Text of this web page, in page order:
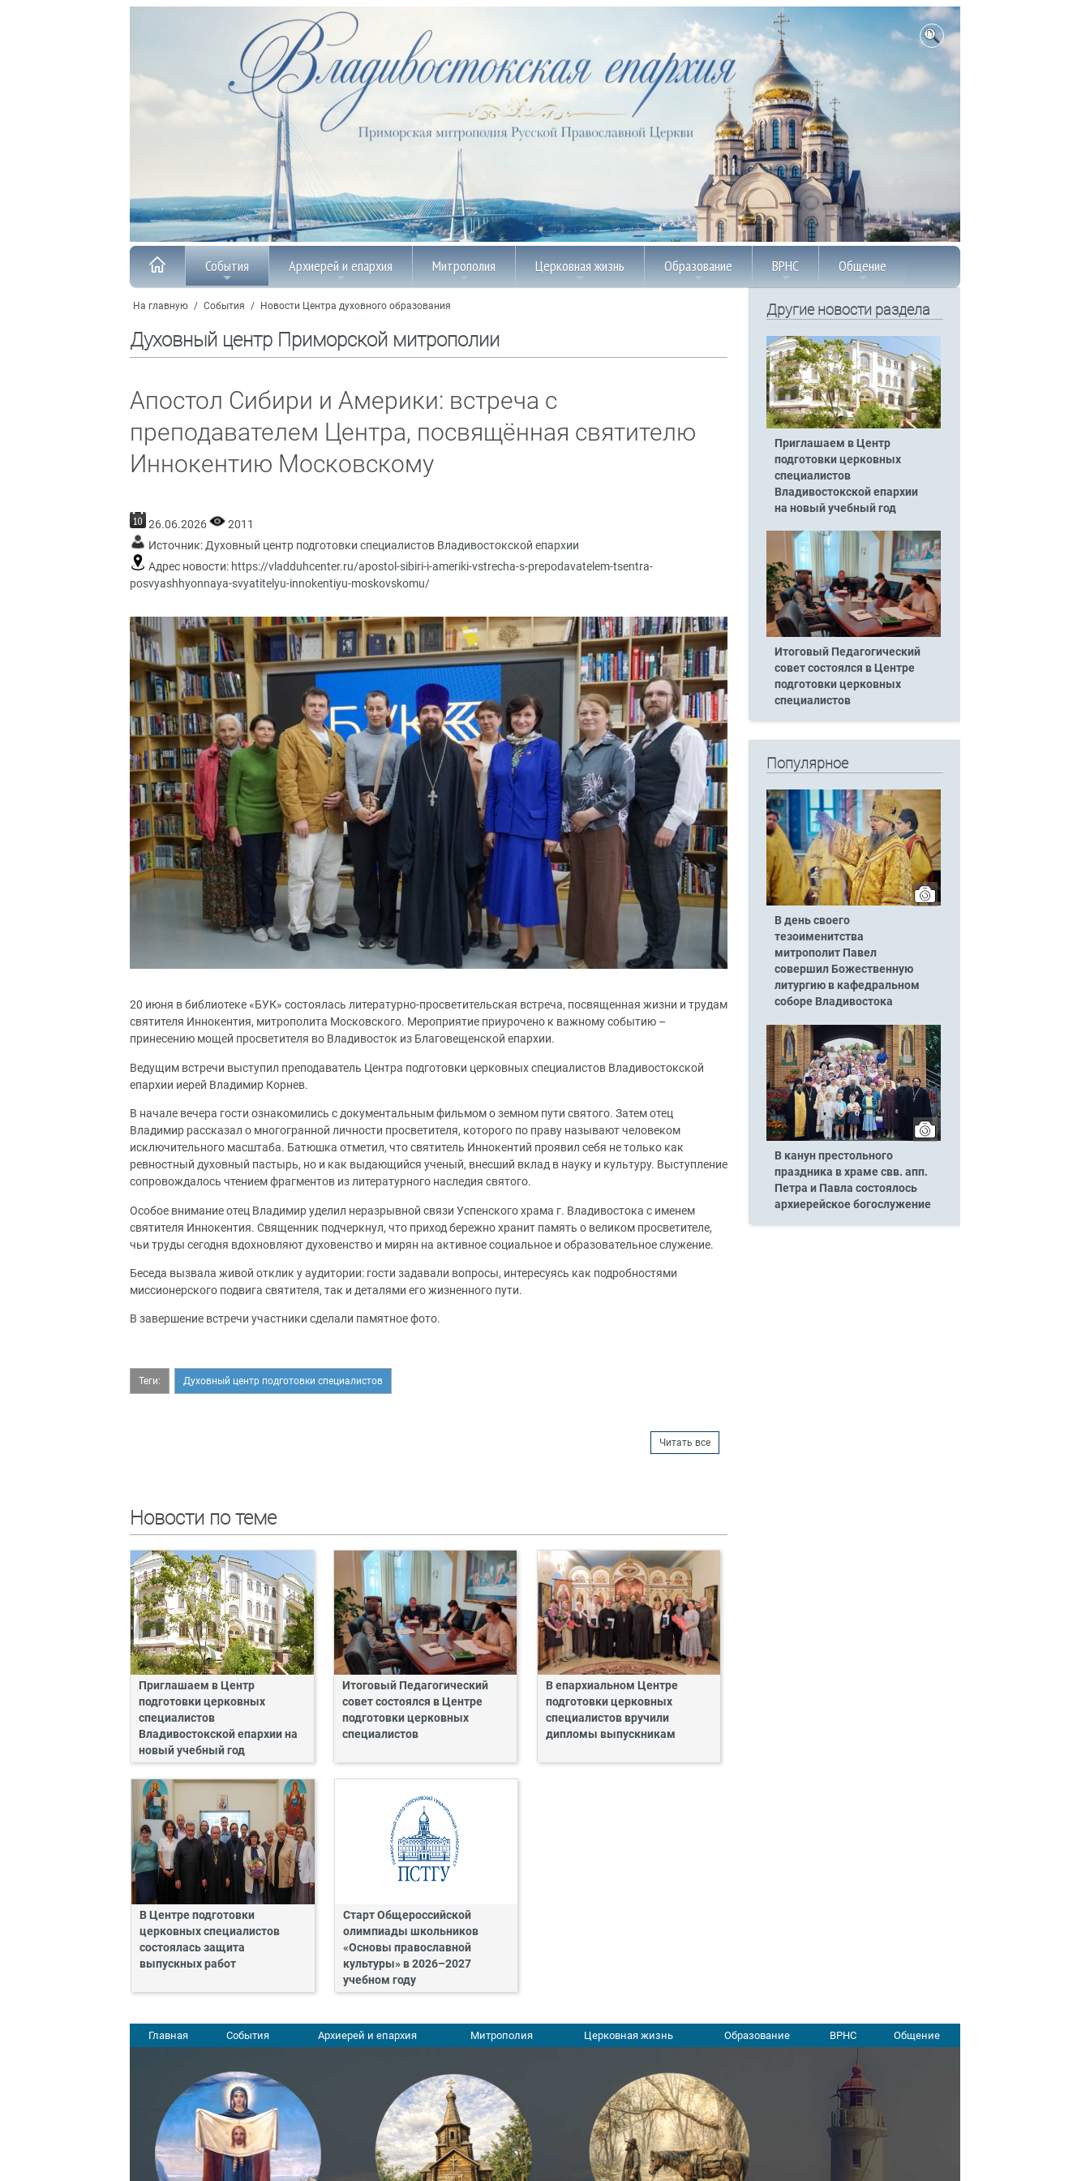
События Архиерей и епархия Митрополия Церковная жизнь Образование ВРНС Общение
На главную / События / Новости Центра духовного образования
Духовный центр Приморской митрополии
Апостол Сибири и Америки: встреча с
преподавателем Центра, посвящённая святителю
Иннокентию Московскому
26.06.2026
2011
Источник:Духовный центр подготовки специалистов Владивостокской епархии
Адрес новости: https://vladduhcenter.ru/apostol-sibiri-i-ameriki-vstrecha-s-prepodavatelem-tsentra-
posvyashhyonnaya-svyatitelyu-innokentiyu-moskovskomu/
20 июня в библиотеке «БУК» состоялась литературно-просветительская встреча, посвященная жизни и трудам
святителя Иннокентия, митрополита Московского. Мероприятие приурочено к важному событию –
принесению мощей просветителя во Владивосток из Благовещенской епархии.
Ведущим встречи выступил преподаватель Центра подготовки церковных специалистов Владивостокской
епархии иерей Владимир Корнев.
В начале вечера гости ознакомились с документальным фильмом о земном пути святого. Затем отец
Владимир рассказал о многогранной личности просветителя, которого по праву называют человеком
исключительного масштаба. Батюшка отметил, что святитель Иннокентий проявил себя не только как
ревностный духовный пастырь, но и как выдающийся ученый, внесший вклад в науку и культуру. Выступление
сопровождалось чтением фрагментов из литературного наследия святого.
Особое внимание отец Владимир уделил неразрывной связи Успенского храма г. Владивостока с именем
святителя Иннокентия. Священник подчеркнул, что приход бережно хранит память о великом просветителе,
чьи труды сегодня вдохновляют духовенство и мирян на активное социальное и образовательное служение.
Беседа вызвала живой отклик у аудитории: гости задавали вопросы, интересуясь как подробностями
миссионерского подвига святителя, так и деталями его жизненного пути.
В завершение встречи участники сделали памятное фото.
Теги: Духовный центр подготовки специалистов
Читать все
Новости по теме
Приглашаем в Центр
подготовки церковных
специалистов
Владивостокской епархии на
новый учебный год
Итоговый Педагогический
совет состоялся в Центре
подготовки церковных
специалистов
В епархиальном Центре
подготовки церковных
специалистов вручили
дипломы выпускникам
В Центре подготовки
церковных специалистов
состоялась защита
выпускных работ
Старт Общероссийской
олимпиады школьников
«Основы православной
культуры» в 2026–2027
учебном году
Другие новости раздела
Приглашаем в Центр
подготовки церковных
специалистов
Владивостокской епархии
на новый учебный год
Итоговый Педагогический
совет состоялся в Центре
подготовки церковных
специалистов
Популярное
В день своего
тезоименитства
митрополит Павел
совершил Божественную
литургию в кафедральном
соборе Владивостока
В канун престольного
праздника в храме свв. апп.
Петра и Павла состоялось
архиерейское богослужение
Главная События Архиерей и епархия Митрополия Церковная жизнь Образование ВРНС Общение